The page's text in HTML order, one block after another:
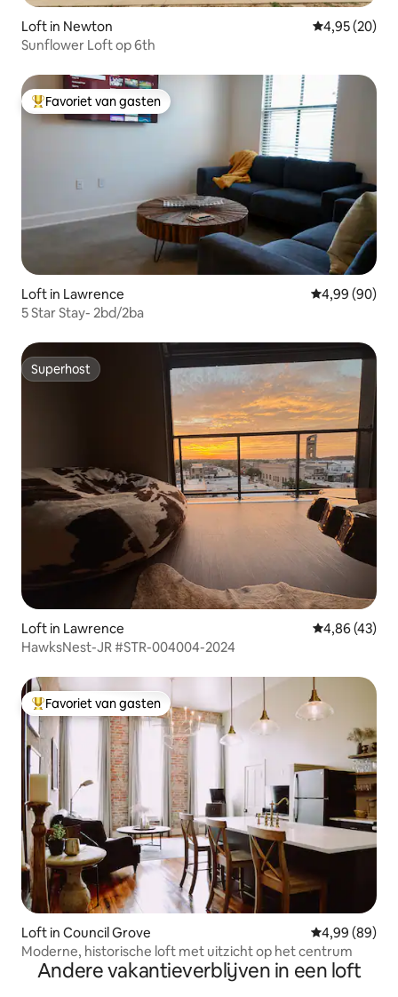
Loft in Newton Gemiddelde
4,95 (20)
Sunflower Loft op 6th
Topfavoriet van gasten
Favoriet van gasten
Loft in Lawrence Gemiddelde
4,99 (90)
5 Star Stay- 2bd/2ba
Superhost
Superhost
Loft in Lawrence Gemiddelde
4,86 (43)
HawksNest-JR #STR-004004-2024
Topfavoriet van gasten
Favoriet van gasten
Loft in Council Grove Gemiddelde
4,99 (89)
Moderne, historische loft met uitzicht op het centrum
Andere vakantieverblijven in een loft